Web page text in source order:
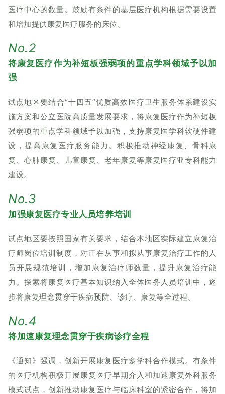
医疗中心的数量。鼓励有条件的基层医疗机构根据需要设置
和增加提供康复医疗服务的床位。
No.2
将康复医疗作为补短板强弱项的重点学科领域予以加
强
试点地区要结合“十四五”优质高效医疗卫生服务体系建设实
施方案和公立医院高质量发展要求，将康复医疗作为补短板
强弱项的重点学科领域予以加强，支持康复医学科软硬件建
设，提高康复医疗服务能力。积极推动神经康复、骨科康
复、心肺康复、儿童康复、老年康复等康复医疗亚专科能力
建设。
No.3
加强康复医疗专业人员培养培训
试点地区要按照国家有关要求，结合本地区实际建立康复治
疗师岗位培训制度，对正在从事和拟从事康复治疗工作的人
员开展规范培训，增加康复治疗师数量，提升康复治疗能
力。探索将康复医疗基本知识纳入全体医务人员培训中，逐
步将康复理念贯穿于疾病预防、诊疗、康复等全过程。
No.4
将加速康复理念贯穿于疾病诊疗全程
《通知》强调，创新开展康复医疗多学科合作模式。有条件
的医疗机构积极开展康复医疗早期介入和加速康复外科服务
模式试点，创新推动康复医疗与临床科室的紧密合作，将加